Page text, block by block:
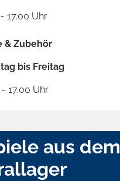
17.00 Uhr
& Zubehör
bis Freitag
17.00 Uhr
aus dem